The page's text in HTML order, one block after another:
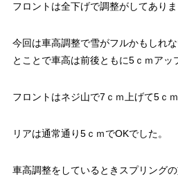
フロントは全下げで調整がしてありま
今回は車高調整で雪がフルかもしれ
とことで車高は前後ともに5ｃｍアッ
フロントはネジ山で7ｃｍ上げて5ｃｍ
リアは通常通り5ｃｍでOKでした。
車高調整をしているときスプリング